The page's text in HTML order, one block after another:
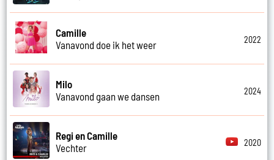
Camille
Vanavond doe ik het weer
2022
Milo
Vanavond gaan we dansen
2024
Regi en Camille
Vechter
2020